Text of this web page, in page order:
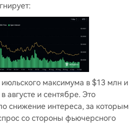
июльского максимума в $13 млн и
августе и сентябре. Это
снижение интереса, за которым
со стороны фьючерсного